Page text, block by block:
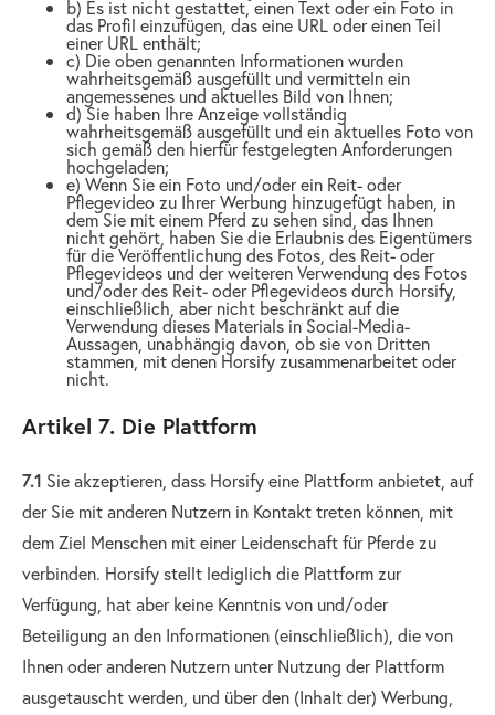
b) Es ist nicht gestattet, einen Text oder ein Foto in
das Profil einzufügen, das eine URL oder einen Teil
einer URL enthält;
c) Die oben genannten Informationen wurden
wahrheitsgemäß ausgefüllt und vermitteln ein
angemessenes und aktuelles Bild von Ihnen;
d) Sie haben Ihre Anzeige vollständig
wahrheitsgemäß ausgefüllt und ein aktuelles Foto von
sich gemäß den hierfür festgelegten Anforderungen
hochgeladen;
e) Wenn Sie ein Foto und/oder ein Reit- oder
Pflegevideo zu Ihrer Werbung hinzugefügt haben, in
dem Sie mit einem Pferd zu sehen sind, das Ihnen
nicht gehört, haben Sie die Erlaubnis des Eigentümers
für die Veröffentlichung des Fotos, des Reit- oder
Pflegevideos und der weiteren Verwendung des Fotos
und/oder des Reit- oder Pflegevideos durch Horsify,
einschließlich, aber nicht beschränkt auf die
Verwendung dieses Materials in Social-Media-
Aussagen, unabhängig davon, ob sie von Dritten
stammen, mit denen Horsify zusammenarbeitet oder
nicht.
Artikel 7. Die Plattform
7.1 Sie akzeptieren, dass Horsify eine Plattform anbietet, auf
der Sie mit anderen Nutzern in Kontakt treten können, mit
dem Ziel Menschen mit einer Leidenschaft für Pferde zu
verbinden. Horsify stellt lediglich die Plattform zur
Verfügung, hat aber keine Kenntnis von und/oder
Beteiligung an den Informationen (einschließlich), die von
Ihnen oder anderen Nutzern unter Nutzung der Plattform
ausgetauscht werden, und über den (Inhalt der) Werbung,